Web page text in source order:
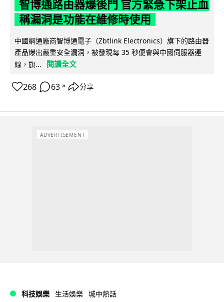
智博通路由器爆後門 官方緊急下架止血
稱漏洞是功能在維修時使用
中國網通廠商智博通電子（Zbtlink Electronics）旗下的路由器
產品爆出嚴重安全漏洞，被發現每 35 秒便會與中國伺服器連
線，旗...
閱讀全文
268 63 ↗ 分享
ADVERTISEMENT
科技娛樂 生活娛樂 城中熱話